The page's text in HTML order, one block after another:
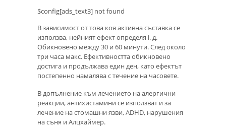
$config[ads_text3] not found
В зависимост от това коя активна съставка се
използва, нейният ефект определя i. д.
Обикновено между 30 и 60 минути. След около
три часа макс. Ефективността обикновено
достига и продължава един ден, като ефектът
постепенно намалява с течение на часовете.
В допълнение към лечението на алергични
реакции, антихистамини се използват и за
лечение на стомашни язви, ADHD, нарушения
на съня и Алцхаймер.